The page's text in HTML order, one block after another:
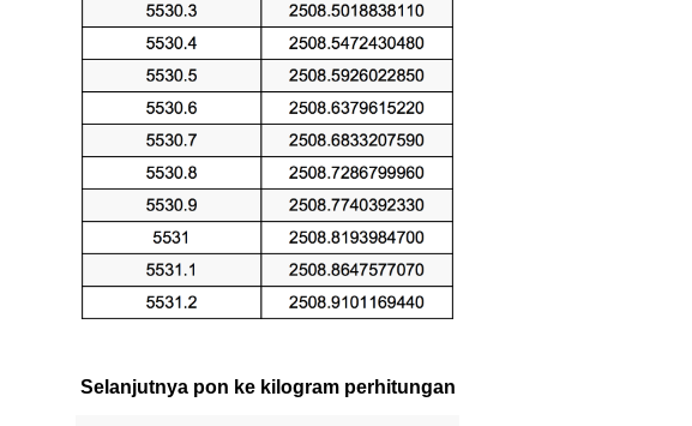
Selanjutnya pon ke kilogram perhitungan